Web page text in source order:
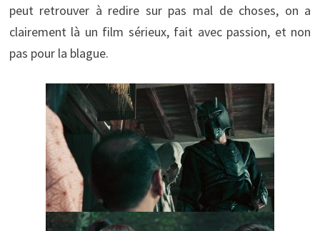
peut retrouver à redire sur pas mal de choses, on a
clairement là un film sérieux, fait avec passion, et non
pas pour la blague.